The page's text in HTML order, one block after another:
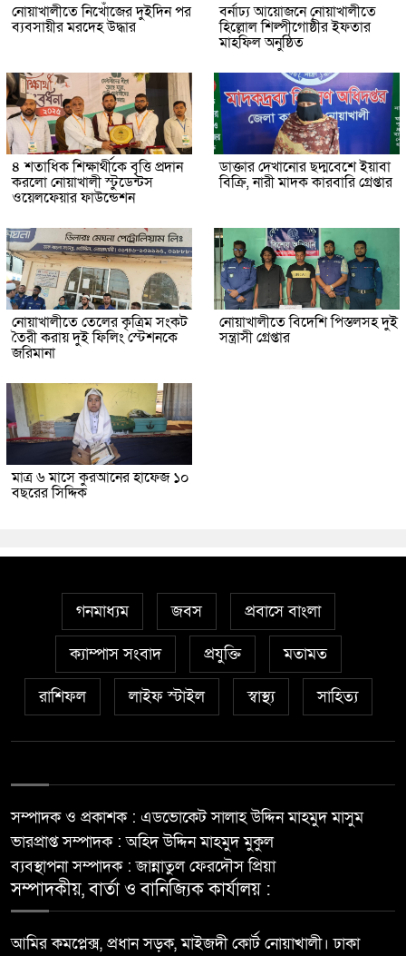
নোয়াখালীতে নিখোঁজের দুইদিন পর
ব্যবসায়ীর মরদেহ উদ্ধার
বর্নাঢ্য আয়োজনে নোয়াখালীতে
হিল্লোল শিল্পীগোষ্ঠীর ইফতার
মাহফিল অনুষ্ঠিত
৪ শতাধিক শিক্ষার্থীকে বৃত্তি প্রদান
করলো নোয়াখালী স্টুডেন্টস
ওয়েলফেয়ার ফাউন্ডেশন
ডাক্তার দেখানোর ছদ্মবেশে ইয়াবা
বিক্রি, নারী মাদক কারবারি গ্রেপ্তার
নোয়াখালীতে তেলের কৃত্রিম সংকট
তৈরী করায় দুই ফিলিং স্টেশনকে
জরিমানা
নোয়াখালীতে বিদেশি পিস্তলসহ দুই
সন্ত্রাসী গ্রেপ্তার
মাত্র ৬ মাসে কুরআনের হাফেজ ১০
বছরের সিদ্দিক
গনমাধ্যম জবস প্রবাসে বাংলা
ক্যাম্পাস সংবাদ প্রযুক্তি মতামত
রাশিফল লাইফ স্টাইল স্বাস্থ্য সাহিত্য
সম্পাদক ও প্রকাশক : এডভোকেট সালাহ উদ্দিন মাহমুদ মাসুম
ভারপ্রাপ্ত সম্পাদক : অহিদ উদ্দিন মাহমুদ মুকুল
ব্যবস্থাপনা সম্পাদক : জান্নাতুল ফেরদৌস প্রিয়া
সম্পাদকীয়, বার্তা ও বানিজ্যিক কার্যালয় :
আমির কমপ্লেক্স, প্রধান সড়ক, মাইজদী কোর্ট নোয়াখালী। ঢাকা